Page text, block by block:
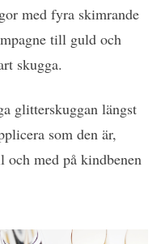
med fyra skimrande
till guld och
skugga.
glitterskuggan längst
som den är,
och med på kindbenen